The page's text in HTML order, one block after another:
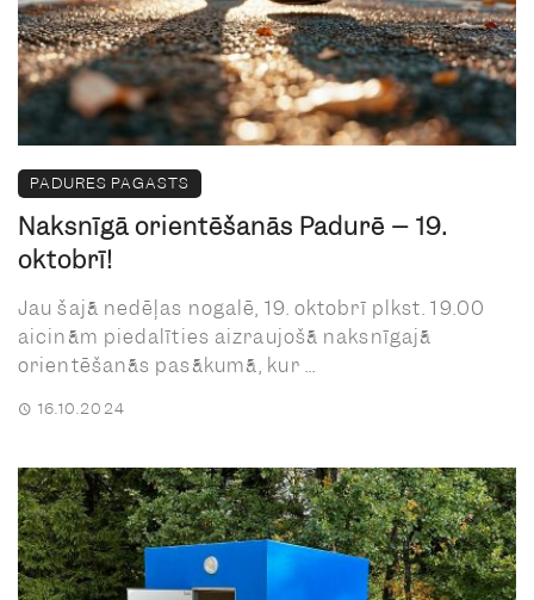
PADURES PAGASTS
Naksnīgā orientēšanās Padurē – 19.
oktobrī!
Jau šajā nedēļas nogalē, 19. oktobrī plkst. 19.00
aicinām piedalīties aizraujošā naksnīgajā
orientēšanās pasākumā, kur ...
16.10.2024